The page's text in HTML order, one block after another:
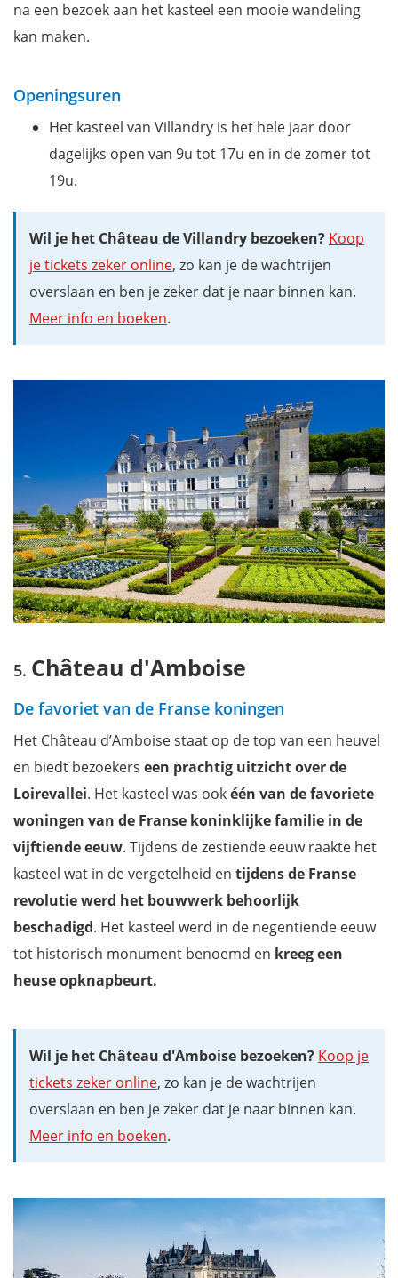
na een bezoek aan het kasteel een mooie wandeling
kan maken.
Openingsuren
Het kasteel van Villandry is het hele jaar door
dagelijks open van 9u tot 17u en in de zomer tot
19u.
Wil je het Château de Villandry bezoeken? Koop
je tickets zeker online, zo kan je de wachtrijen
overslaan en ben je zeker dat je naar binnen kan.
Meer info en boeken.
Château d'Amboise
De favoriet van de Franse koningen
Het Château d’Amboise staat op de top van een heuvel
en biedt bezoekers een prachtig uitzicht over de
Loirevallei. Het kasteel was ookéén van de favoriete
woningen van de Franse koninklijke familie in de
vijftiende eeuw. Tijdens de zestiende eeuw raakte het
kasteel wat in de vergetelheid en tijdens de Franse
revolutie werd het bouwwerk behoorlijk
beschadigd. Het kasteel werd in de negentiende eeuw
tot historisch monument benoemd en kreeg een
heuse opknapbeurt.
Wil je het Château d'Amboise bezoeken? Koop je
tickets zeker online, zo kan je de wachtrijen
overslaan en ben je zeker dat je naar binnen kan.
Meer info en boeken.